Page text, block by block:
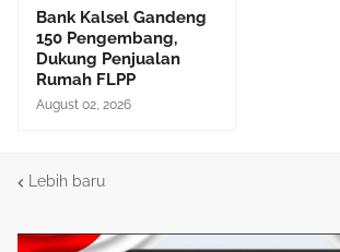
Bank Kalsel Gandeng
150 Pengembang,
Dukung Penjualan
Rumah FLPP
August 02, 2026
Lebih baru